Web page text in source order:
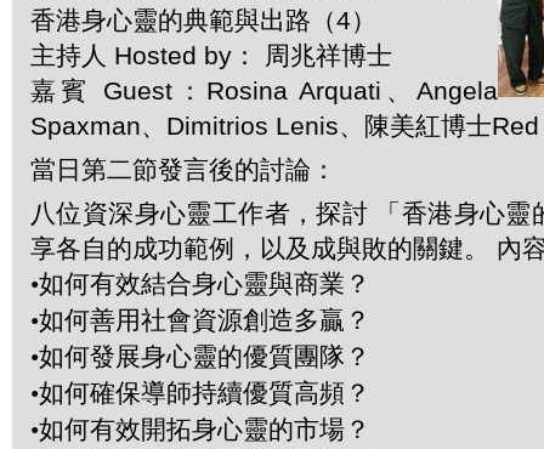
香港身心靈的典範與出路（4）
主持人 Hosted by： 周兆祥博士
嘉賓 Guest：Rosina Arquati、Angela
Spaxman、Dimitrios Lenis、陳美紅博士
當日第二節發言後的討論：
八位資深身心靈工作者，探討 「香港身心靈
享各自的成功範例，以及成與敗的關鍵。 內
•如何有效結合身心靈與商業？
•如何善用社會資源創造多贏？
•如何發展身心靈的優質團隊？
•如何確保導師持續優質高頻？
•如何有效開拓身心靈的市場？